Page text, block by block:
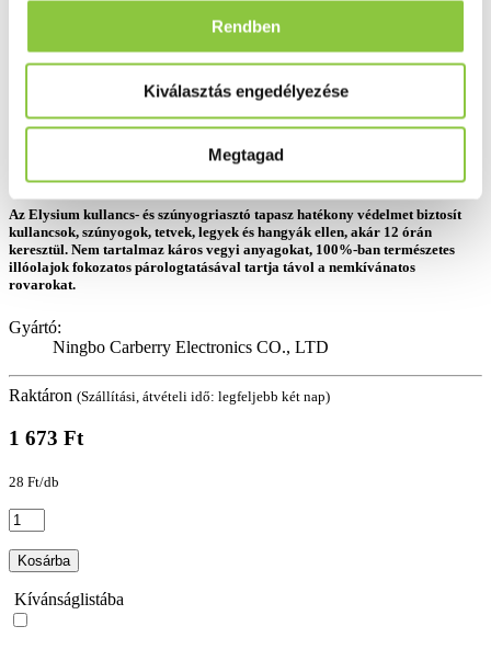
Rendben
Kiválasztás engedélyezése
Megtagad
Az Elysium kullancs- és szúnyogriasztó tapasz hatékony védelmet biztosít
kullancsok, szúnyogok, tetvek, legyek és hangyák ellen, akár 12 órán
keresztül. Nem tartalmaz káros vegyi anyagokat, 100%-ban természetes
illóolajok fokozatos párologtatásával tartja távol a nemkívánatos
rovarokat.
Gyártó:
Ningbo Carberry Electronics CO., LTD
Raktáron (Szállítási, átvételi idő: legfeljebb két nap)
1 673 Ft
28 Ft/db
Kosárba
Kívánságlistába